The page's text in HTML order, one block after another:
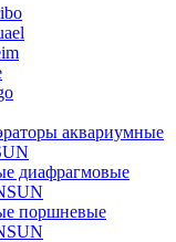
аквариумные
диафрагмовые
поршневые